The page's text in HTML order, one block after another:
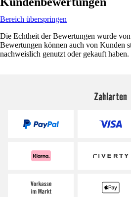
Bereich überspringen
Die Echtheit der Bewertungen wurde
Bewertungen können auch von Kunden
nachweislich genutzt oder gekauft haben.
Zahlarten